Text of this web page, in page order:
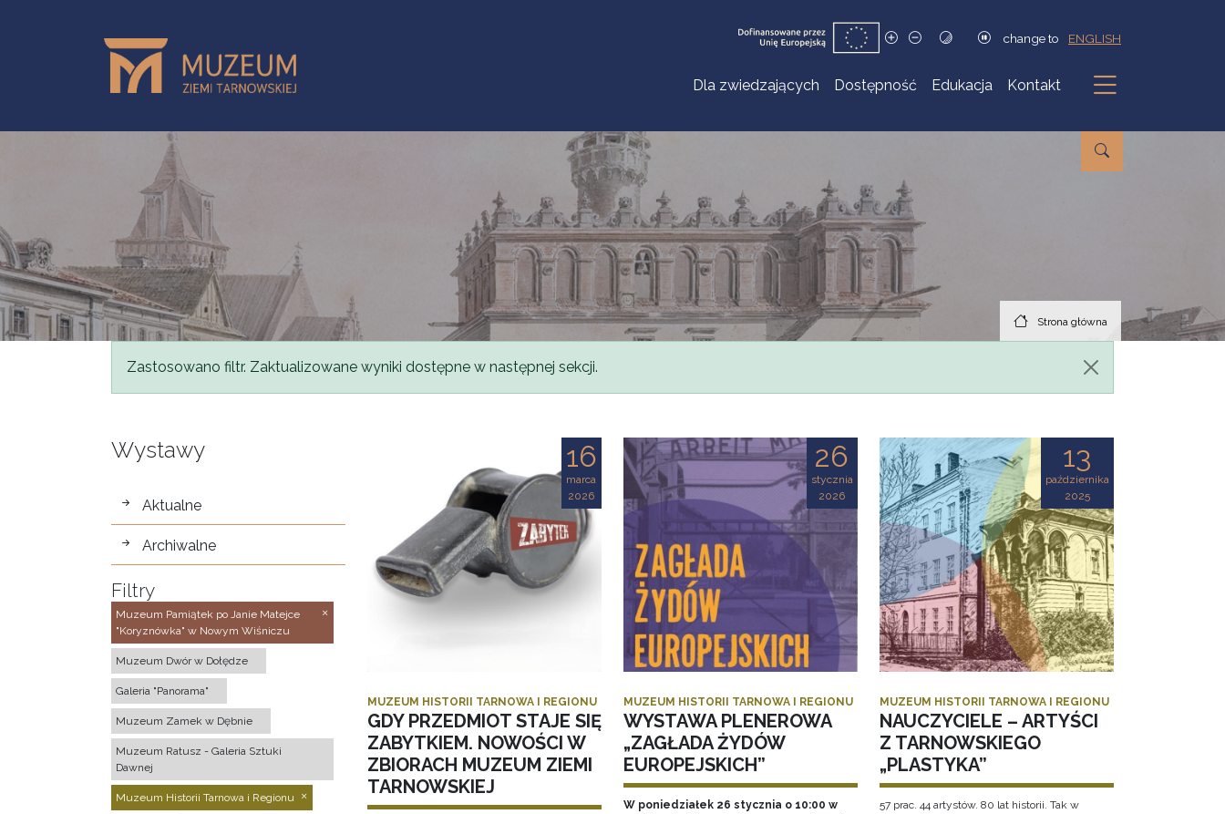
change to ENGLISH
Dla zwiedzających Dostępność Edukacja Kontakt
Podmenu
Strona główna
Komunikat
Zastosowano filtr. Zaktualizowane wyniki dostępne w następnej sekcji.
Wystawy
wystawy
Aktualne
Archiwalne
Filtry
Muzeum Pamiątek po Janie Matejce
"Koryznówka" w Nowym Wiśniczu
Muzeum Dwór w Dołędze
Galeria "Panorama"
Muzeum Zamek w Dębnie
Muzeum Ratusz - Galeria Sztuki
Dawnej
Muzeum Historii Tarnowa i Regionu
16
marca
2026
MUZEUM HISTORII TARNOWA I REGIONU
GDY PRZEDMIOT STAJE SIĘ
ZABYTKIEM. NOWOŚCI W
ZBIORACH MUZEUM ZIEMI
TARNOWSKIEJ
26
stycznia
2026
MUZEUM HISTORII TARNOWA I REGIONU
WYSTAWA PLENEROWA
„ZAGŁADA ŻYDÓW
EUROPEJSKICH”
W poniedziałek 26 stycznia o 10:00 w
13
października
2025
MUZEUM HISTORII TARNOWA I REGIONU
NAUCZYCIELE – ARTYŚCI
Z TARNOWSKIEGO
„PLASTYKA”
57 prac. 44 artystów. 80 lat historii. Tak w